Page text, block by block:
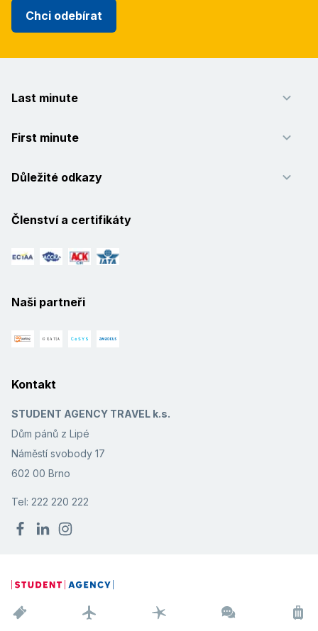
Chci odebírat
Last minute
First minute
Důležité odkazy
Členství a certifikáty
Naši partneři
Kontakt
STUDENT AGENCY TRAVEL k.s.
Dům pánů z Lipé
Náměstí svobody 17
602 00 Brno
Tel: 222 220 222